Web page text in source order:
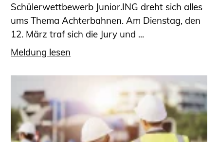
Schülerwettbewerb Junior.ING dreht sich alles
ums Thema Achterbahnen. Am Dienstag, den
12. März traf sich die Jury und ...
Meldung lesen